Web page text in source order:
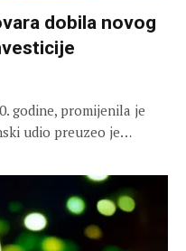
dobila novog
godine, promijenila je
udio preuzeo je…